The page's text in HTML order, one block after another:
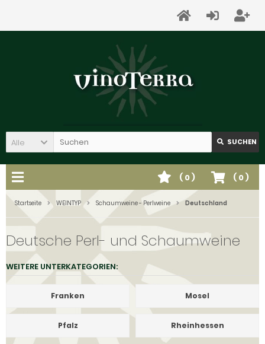
Alle SUCHEN
( 0)
( 0)
Startseite WEINTYP Schaumweine - Perlweine Deutschland
Deutsche Perl- und Schaumweine
WEITERE UNTERKATEGORIEN:
Franken Mosel
Pfalz Rheinhessen